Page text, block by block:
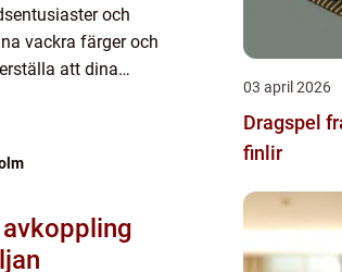
och
vackra färger och
att dina
03 april 2026
Dragspel från folkfest till
finlir